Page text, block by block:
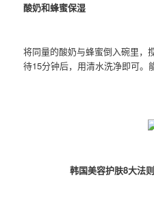
酸奶和蜂蜜保湿
将同量的酸奶与蜂蜜倒入碗里，
待15分钟后，用清水洗净即可。
韩国美容护肤8大法